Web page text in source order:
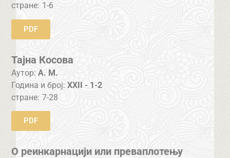
стране: 1-6
PDF
Тајна Косова
Аутор: А. М.
Година и број:XXII - 1-2
стране: 7-28
PDF
О реинкарнацији или преваплотењу